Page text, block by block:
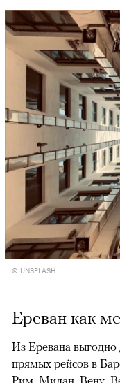
© UNSPLASH
Ереван как
Из Еревана
прямых рейсов в
Рим, Милан, Вену,